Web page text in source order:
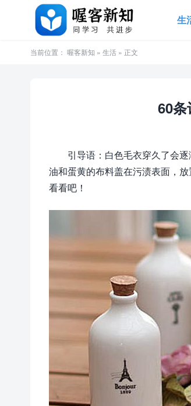
生
当前位置： 喔客新知 » 生活 » 正文
60条
引导语：白色毛衣穿久了会
油和蛋黄的布料盖在污渍表面，
看看吧！